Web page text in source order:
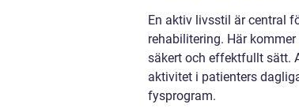
En aktiv livsstil är central
rehabilitering. Här
säkert och effektfullt sätt.
aktivitet i patienters
fysprogram.